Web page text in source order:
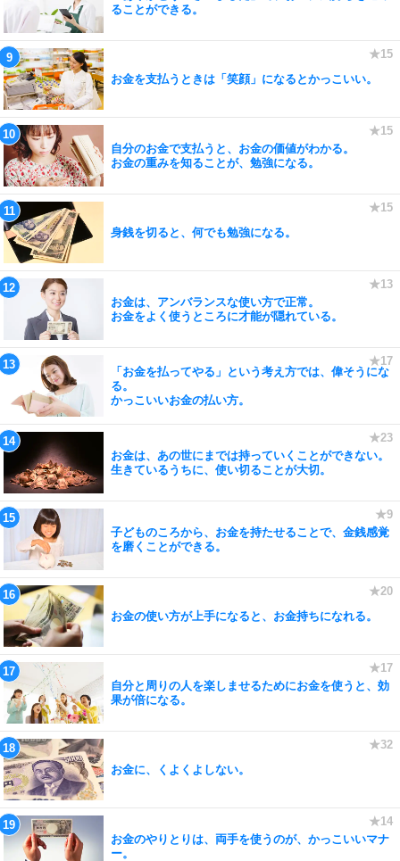
ることができる。
お金を支払うときは「笑顔」になるとかっこいい。
自分のお金で支払うと、お金の価値がわかる。
お金の重みを知ることが、勉強になる。
身銭を切ると、何でも勉強になる。
お金は、アンバランスな使い方で正常。
お金をよく使うところに才能が隠れている。
「お金を払ってやる」という考え方では、偉そうにな
る。
かっこいいお金の払い方。
お金は、あの世にまでは持っていくことができない。
生きているうちに、使い切ることが大切。
子どものころから、お金を持たせることで、金銭感覚
を磨くことができる。
お金の使い方が上手になると、お金持ちになれる。
自分と周りの人を楽しませるためにお金を使うと、効
果が倍になる。
お金に、くよくよしない。
お金のやりとりは、両手を使うのが、かっこいいマナ
ー。